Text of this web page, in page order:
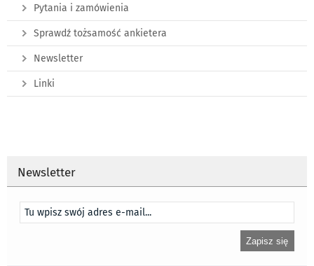
Pytania i zamówienia
Sprawdź tożsamość ankietera
Newsletter
Linki
Newsletter